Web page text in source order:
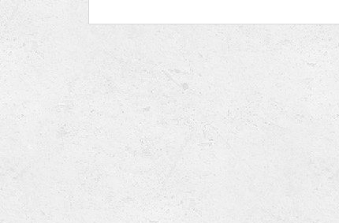
Club finder